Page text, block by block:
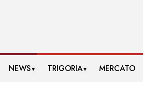
NEWS ▼ TRIGORIA▼ MERCATO